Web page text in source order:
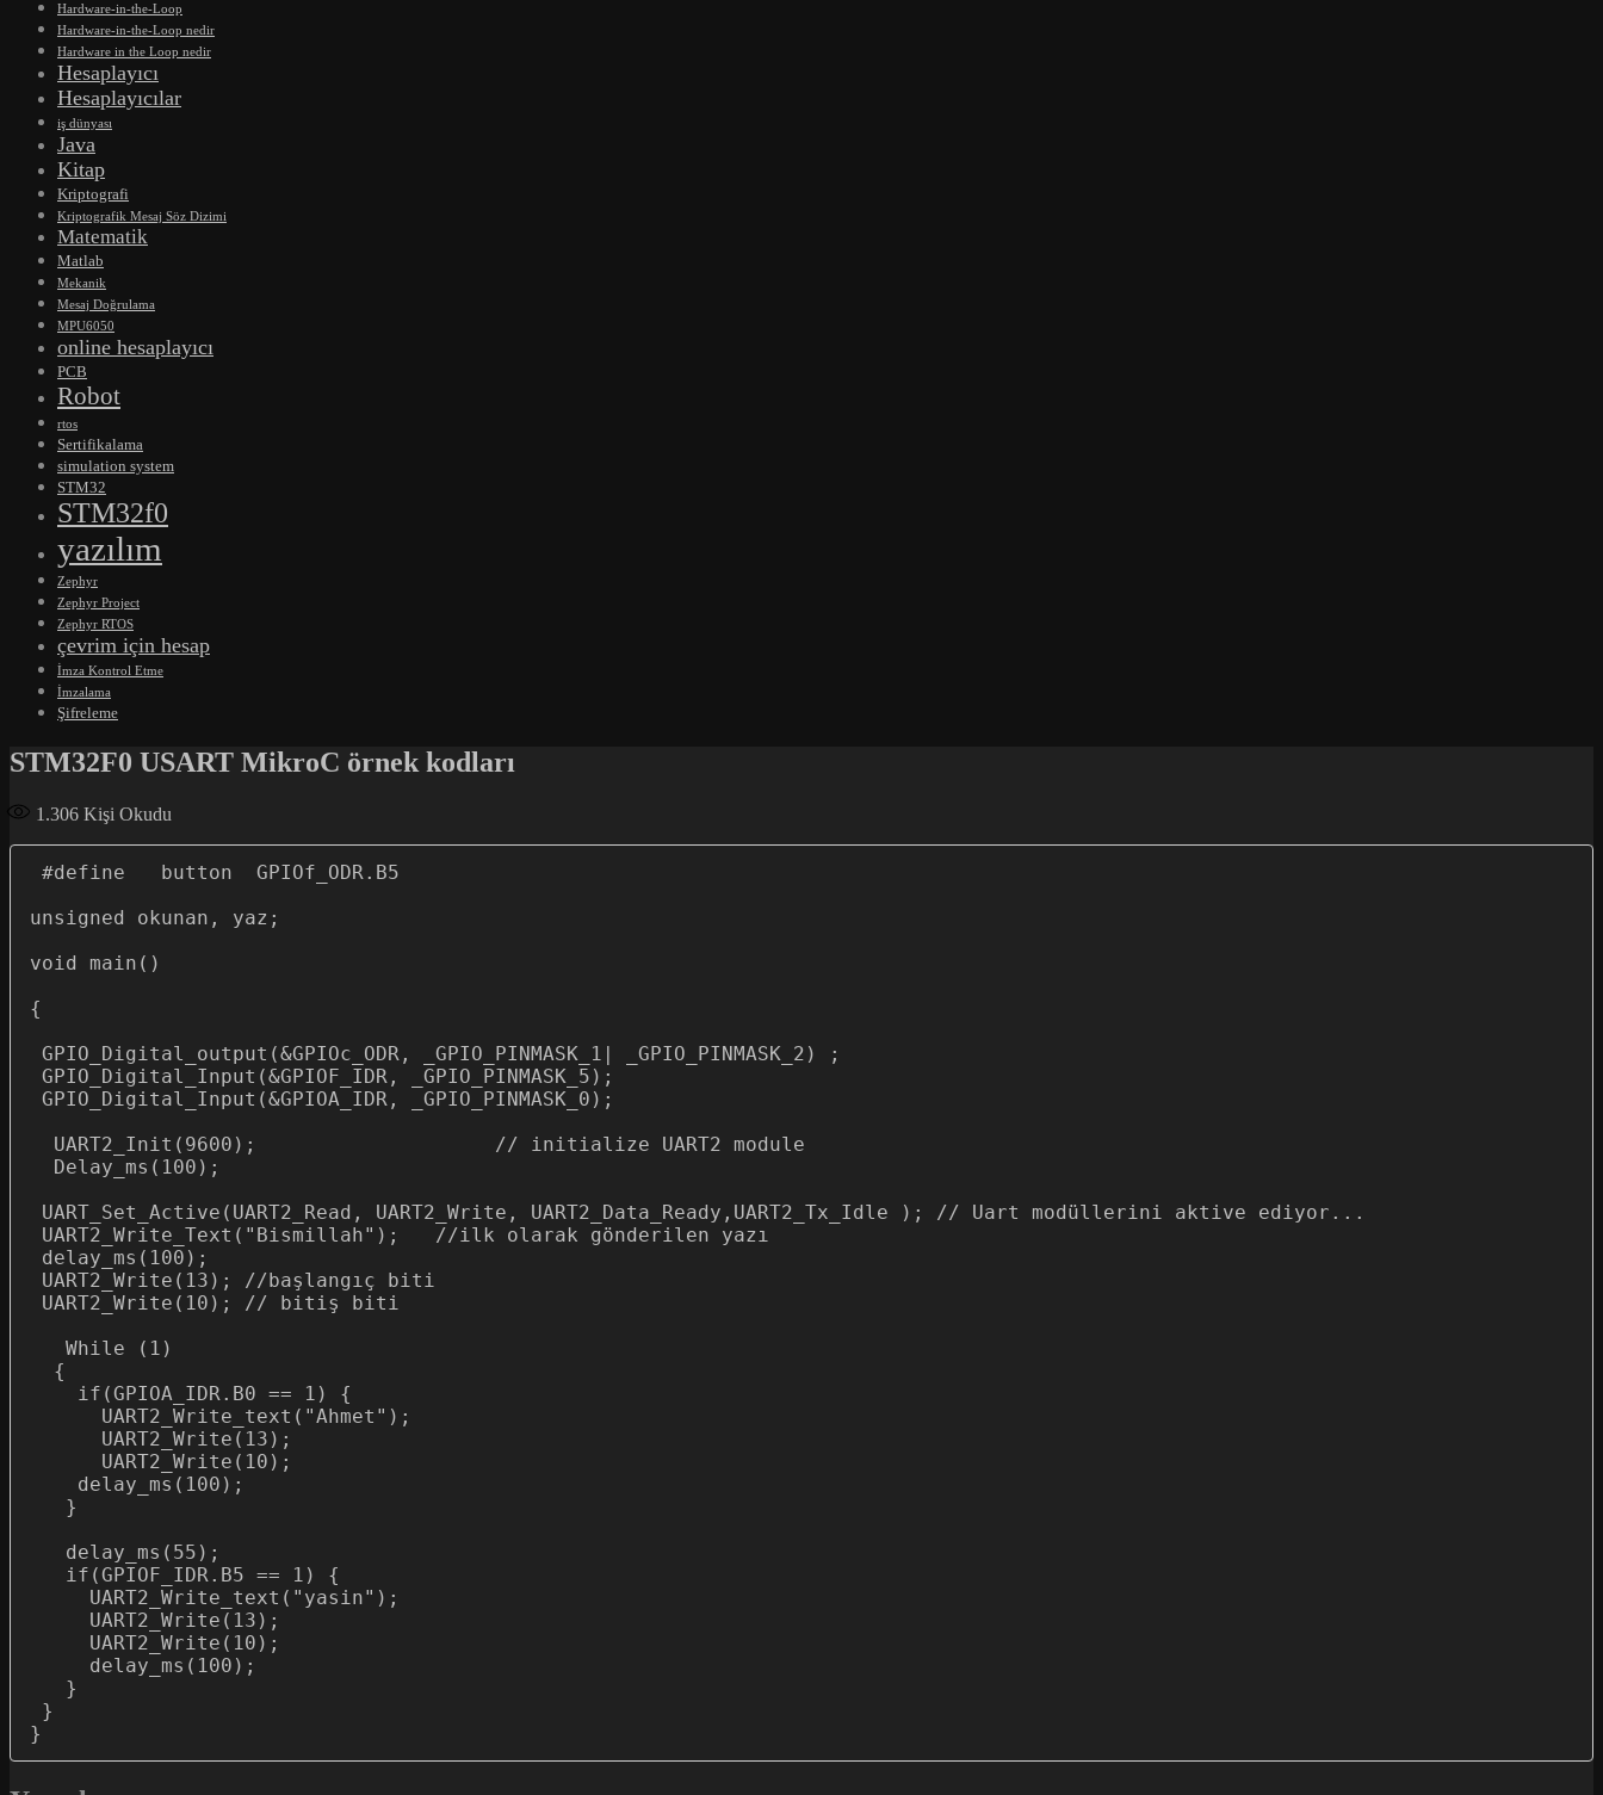
Hardware-in-the-Loop
Hardware-in-the-Loop nedir
Hardware in the Loop nedir
Hesaplayıcı
Hesaplayıcılar
iş dünyası
Java
Kitap
Kriptografi
Kriptografik Mesaj Söz Dizimi
Matematik
Matlab
Mekanik
Mesaj Doğrulama
MPU6050
online hesaplayıcı
PCB
Robot
rtos
Sertifikalama
simulation system
STM32
STM32f0
yazılım
Zephyr
Zephyr Project
Zephyr RTOS
çevrim için hesap
İmza Kontrol Etme
İmzalama
Şifreleme
STM32F0 USART MikroC örnek kodları
1.306 Kişi Okudu
unsigned okunan, yaz;
void main()
{